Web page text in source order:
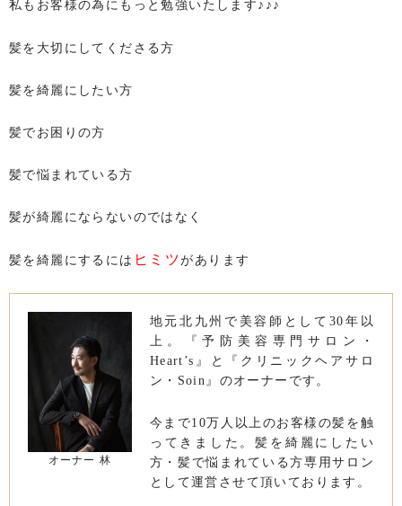
私もお客様の為にもっと勉強いたします♪♪♪
髪を大切にしてくださる方
髪を綺麗にしたい方
髪でお困りの方
髪で悩まれている方
髪が綺麗にならないのではなく
髪を綺麗にするには ヒミツがあります
オーナー 林
地元北九州で美容師として30年以
上。『予防美容専門サロン・
Heart’s』と『クリニックヘアサロ
ン・Soin』のオーナーです。
今まで10万人以上のお客様の髪を触
ってきました。髪を綺麗にしたい
方・髪で悩まれている方専用サロン
として運営させて頂いております。